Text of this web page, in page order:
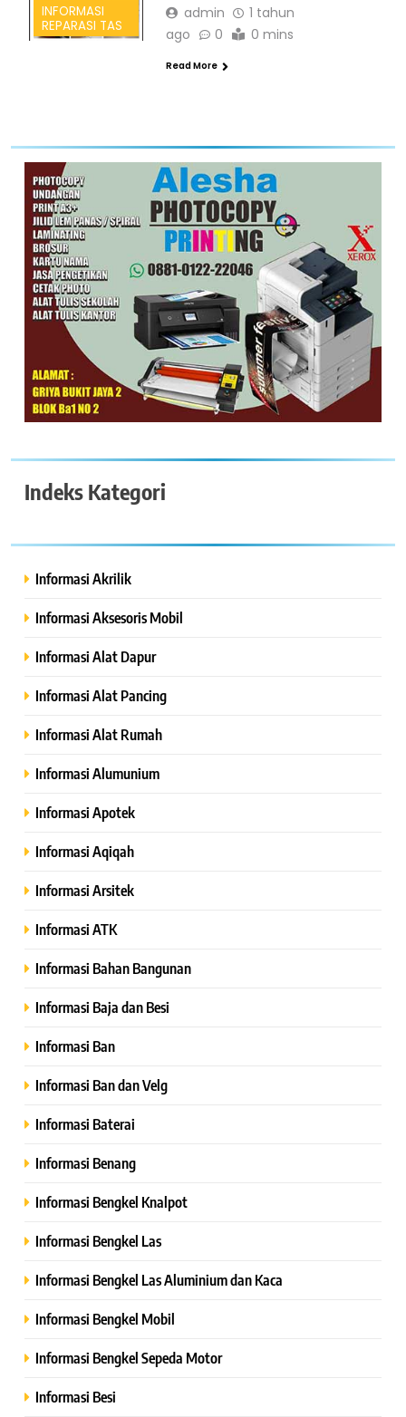
INFORMASI
REPARASI TAS
admin
1 tahun
ago
0 0 mins
Read More
Indeks Kategori
Informasi Akrilik
Informasi Aksesoris Mobil
Informasi Alat Dapur
Informasi Alat Pancing
Informasi Alat Rumah
Informasi Alumunium
Informasi Apotek
Informasi Aqiqah
Informasi Arsitek
Informasi ATK
Informasi Bahan Bangunan
Informasi Baja dan Besi
Informasi Ban
Informasi Ban dan Velg
Informasi Baterai
Informasi Benang
Informasi Bengkel Knalpot
Informasi Bengkel Las
Informasi Bengkel Las Aluminium dan Kaca
Informasi Bengkel Mobil
Informasi Bengkel Sepeda Motor
Informasi Besi